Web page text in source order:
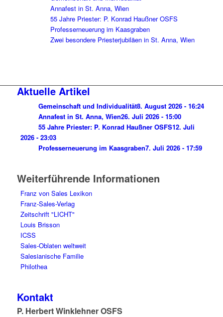
Annafest in St. Anna, Wien
55 Jahre Priester: P. Konrad Haußner OSFS
Professerneuerung im Kaasgraben
Zwei besondere Priesterjubiläen in St. Anna, Wien
Aktuelle Artikel
Gemeinschaft und Individualität8. August 2026 - 16:24
Annafest in St. Anna, Wien26. Juli 2026 - 15:00
55 Jahre Priester: P. Konrad Haußner OSFS12. Juli
2026 - 23:03
Professerneuerung im Kaasgraben7. Juli 2026 - 17:59
Weiterführende Informationen
Franz von Sales Lexikon
Franz-Sales-Verlag
Zeitschrift "LICHT"
Louis Brisson
ICSS
Sales-Oblaten weltweit
Salesianische Familie
Philothea
Kontakt
P. Herbert Winklehner OSFS